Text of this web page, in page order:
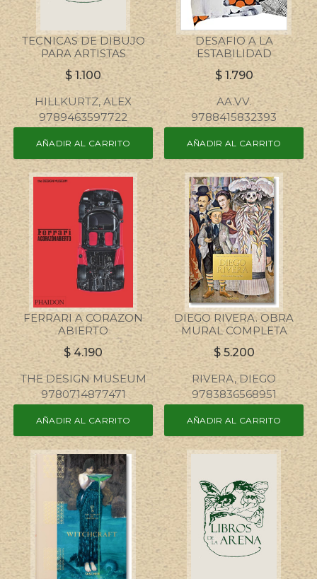
TECNICAS DE DIBUJO
PARA ARTISTAS
$1.100
HILLKURTZ, ALEX
9789463597722
AÑADIR AL CARRITO
DESAFIO A LA
ESTABILIDAD
$ 1.790
AA.VV.
9788415832393
AÑADIR AL CARRITO
FERRARI A CORAZON
ABIERTO
$ 4.190
THE DESIGN MUSEUM
9780714877471
AÑADIR AL CARRITO
DIEGO RIVERA. OBRA
MURAL COMPLETA
$5.200
RIVERA, DIEGO
9783836568951
AÑADIR AL CARRITO